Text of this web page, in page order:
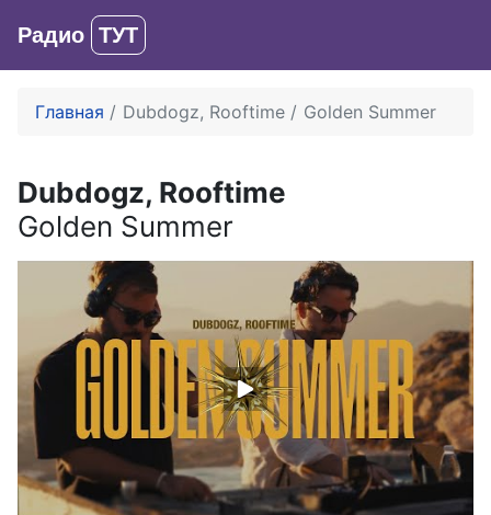
Радио ТУТ
Главная Dubdogz, Rooftime Golden Summer
Dubdogz, Rooftime
Golden Summer